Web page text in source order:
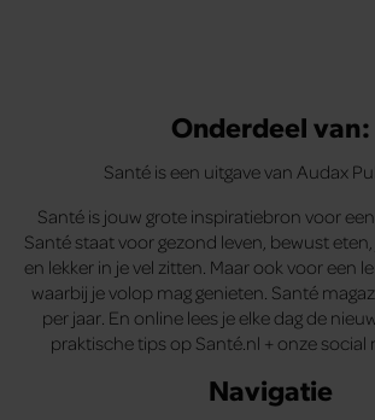
Onderdeel van:
Santé is een uitgave van Audax
Santé is jouw grote inspiratiebron voor
Santé staat voor gezond leven, bewust
en lekker in je vel zitten. Maar ook voor een
waarbij je volop mag genieten. Santé
per jaar. En online lees je elke dag de
praktische tips op Santé.nl + onze social
Navigatie